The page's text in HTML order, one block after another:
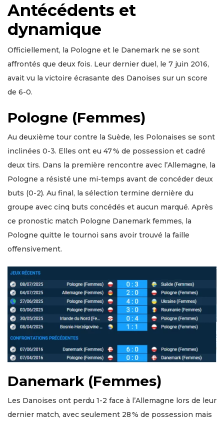
Antécédents et
dynamique
Officiellement, la Pologne et le Danemark ne se sont
affrontés que deux fois. Leur dernier duel, le 7 juin 2016,
avait vu la victoire écrasante des Danoises sur un score
de 6-0.
Pologne (Femmes)
Au deuxième tour contre la Suède, les Polonaises se sont
inclinées 0-3. Elles ont eu 47 % de possession et cadré
deux tirs. Dans la première rencontre avec l’Allemagne, la
Pologne a résisté une mi-temps avant de concéder deux
buts (0-2). Au final, la sélection termine dernière du
groupe avec cinq buts concédés et aucun marqué. Après
ce pronostic match Pologne Danemark femmes, la
Pologne quitte le tournoi sans avoir trouvé la faille
offensivement.
Danemark (Femmes)
Les Danoises ont perdu 1-2 face à l’Allemagne lors de leur
dernier match, avec seulement 28 % de possession mais